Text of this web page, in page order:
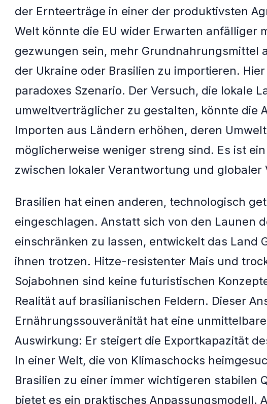
der Ernteerträge in einer der produktivsten
Welt könnte die EU wider Erwarten anfälliger
gezwungen sein, mehr Grundnahrungsmittel
der Ukraine oder Brasilien zu importieren.
paradoxes Szenario. Der Versuch, die lokale
umweltverträglicher zu gestalten, könnte die
Importen aus Ländern erhöhen, deren
möglicherweise weniger streng sind. Es ist
zwischen lokaler Verantwortung und globaler
Brasilien hat einen anderen, technologisch
eingeschlagen. Anstatt sich von den Launen
einschränken zu lassen, entwickelt das Land
ihnen trotzen. Hitze-resistenter Mais und
Sojabohnen sind keine futuristischen
Realität auf brasilianischen Feldern. Dieser
Ernährungssouveränität hat eine
Auswirkung: Er steigert die Exportkapazität
In einer Welt, die von Klimaschocks
Brasilien zu einer immer wichtigeren stabilen
bietet es ein praktisches Anpassungsmodell.